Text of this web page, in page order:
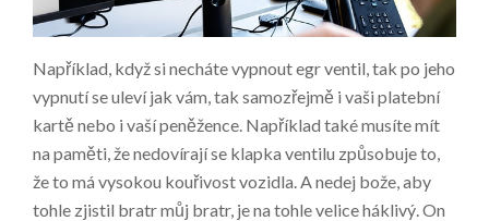
Například, když si necháte vypnout egr ventil, tak po jeho
vypnutí se uleví jak vám, tak samozřejmě i vaši platební
kartě nebo i vaší peněžence. Například také musíte mít
na paměti, že nedovírají se klapka ventilu způsobuje to,
že to má vysokou kouřivost vozidla. A nedej bože, aby
tohle zjistil bratr můj bratr, je na tohle velice háklivý. On